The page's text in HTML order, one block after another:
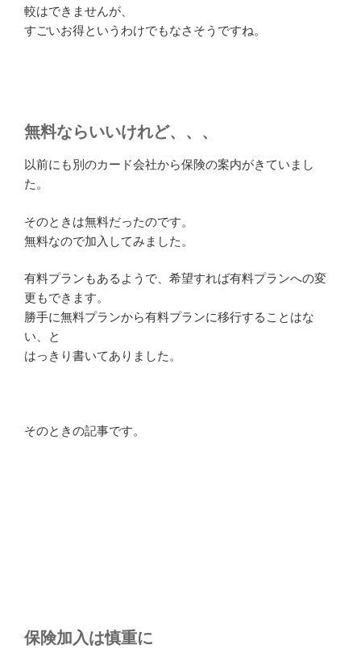
較はできませんが、
すごいお得というわけでもなさそうですね。
無料ならいいけれど、、、
以前にも別のカード会社から保険の案内がきていまし
た。
そのときは無料だったのです。
無料なので加入してみました。
有料プランもあるようで、希望すれば有料プランへの変
更もできます。
勝手に無料プランから有料プランに移行することはな
い、と
はっきり書いてありました。
そのときの記事です。
保険加入は慎重に